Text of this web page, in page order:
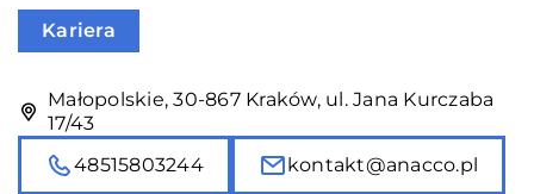
Kariera
Małopolskie, 30-867 Kraków, ul. Jana Kurczaba
17/43
48515803244
kontakt@anacco.pl